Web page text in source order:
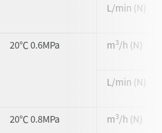
L/min (N)
20℃ 0.6MPa m3/h (N)
L/min (N)
20℃ 0.8MPa m3/h (N)